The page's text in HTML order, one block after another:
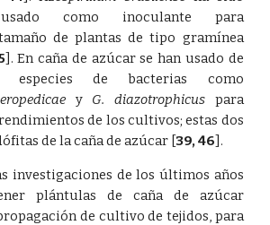
usado como inoculante para
de plantas de tipo gramínea
] . En caña de azúcar se han usado de
especies de bacterias como
y G. diazotrophicuspara
de los cultivos; estas dos
de la caña de azúcar [39,46] .
investigaciones de los últimos años
plántulas de caña de azúcar
de cultivo de tejidos, para